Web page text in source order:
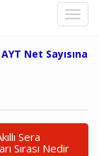
Net Sayısına
Sera
Sırası Nedir